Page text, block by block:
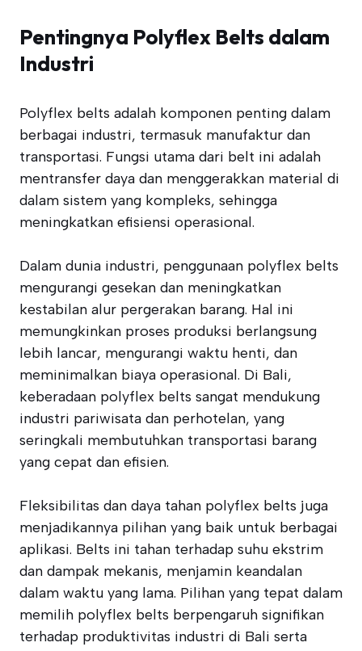
Pentingnya Polyflex Belts dalam
Industri
Polyflex belts adalah komponen penting dalam
berbagai industri, termasuk manufaktur dan
transportasi. Fungsi utama dari belt ini adalah
mentransfer daya dan menggerakkan material di
dalam sistem yang kompleks, sehingga
meningkatkan efisiensi operasional.
Dalam dunia industri, penggunaan polyflex belts
mengurangi gesekan dan meningkatkan
kestabilan alur pergerakan barang. Hal ini
memungkinkan proses produksi berlangsung
lebih lancar, mengurangi waktu henti, dan
meminimalkan biaya operasional. Di Bali,
keberadaan polyflex belts sangat mendukung
industri pariwisata dan perhotelan, yang
seringkali membutuhkan transportasi barang
yang cepat dan efisien.
Fleksibilitas dan daya tahan polyflex belts juga
menjadikannya pilihan yang baik untuk berbagai
aplikasi. Belts ini tahan terhadap suhu ekstrim
dan dampak mekanis, menjamin keandalan
dalam waktu yang lama. Pilihan yang tepat dalam
memilih polyflex belts berpengaruh signifikan
terhadap produktivitas industri di Bali serta